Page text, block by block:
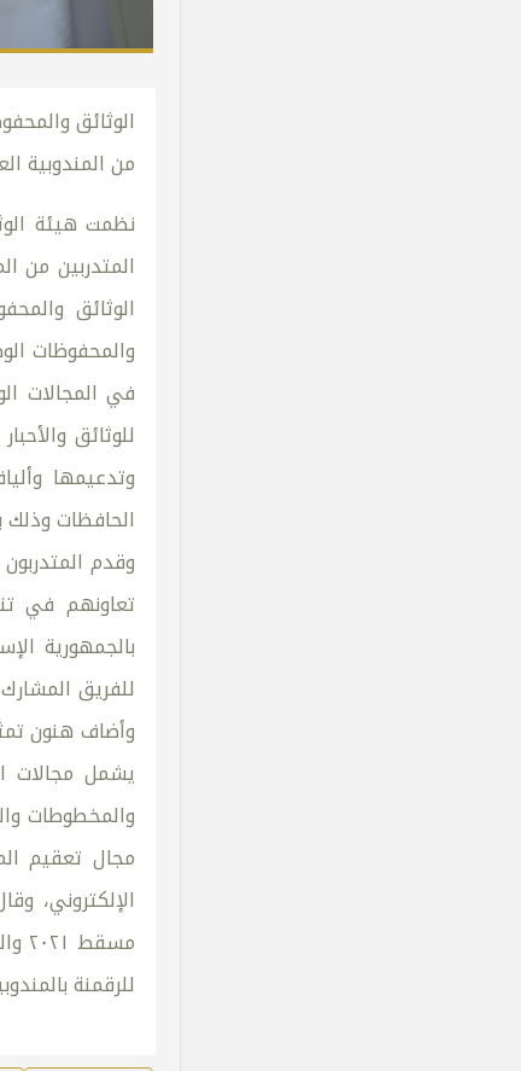
الوثائق
من المندوبية
نظمت هيئة
الوثائق
والمحفوظات
في المجالات
للوثائق
وتدعيمها
الحافظات
وقدم
تعاونهم في
بالجمهورية
للفريق
وأضاف هنون
يشمل مجالات
والمخطوطات
مجال تعقيم
الإلكتروني،
للرقمنة